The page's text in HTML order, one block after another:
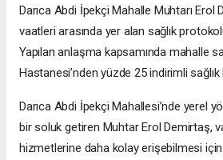
Darıca Abdi İpekçi Mahalle Muhtarı Erol
vaatleri arasında yer alan sağlık
Yapılan anlaşma kapsamında mahalle
Hastanesi’nden yüzde 25 indirimli
Darıca Abdi İpekçi Mahallesi’nde yerel
bir soluk getiren Muhtar Erol Demirtaş,
hizmetlerine daha kolay erişebilmesi